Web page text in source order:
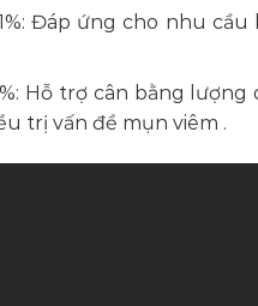
Đáp ứng cho nhu
Hỗ trợ cân bằng
trị vấn đề mụn viêm .